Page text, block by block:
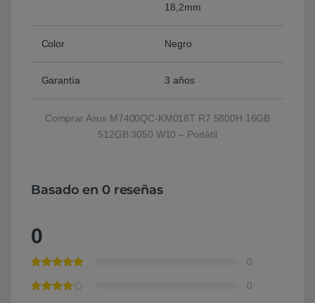
18,2mm
Color Negro
Garantía 3 años
Comprar Asus M7400QC-KM018T R7 5800H 16GB
512GB 3050 W10 – Portátil
Basado en 0 reseñas
0
0
0